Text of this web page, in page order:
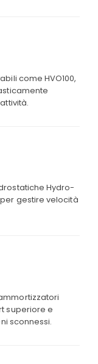
come HVO100,
Hydro-
gestire velocità
superiore e
sconnessi.